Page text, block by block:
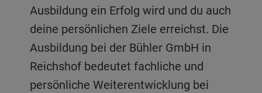
Ausbildung ein Erfolg wird und du auch
deine persönlichen Ziele erreichst. Die
Ausbildung bei der Bühler GmbH in
Reichshof bedeutet fachliche und
persönliche Weiterentwicklung bei